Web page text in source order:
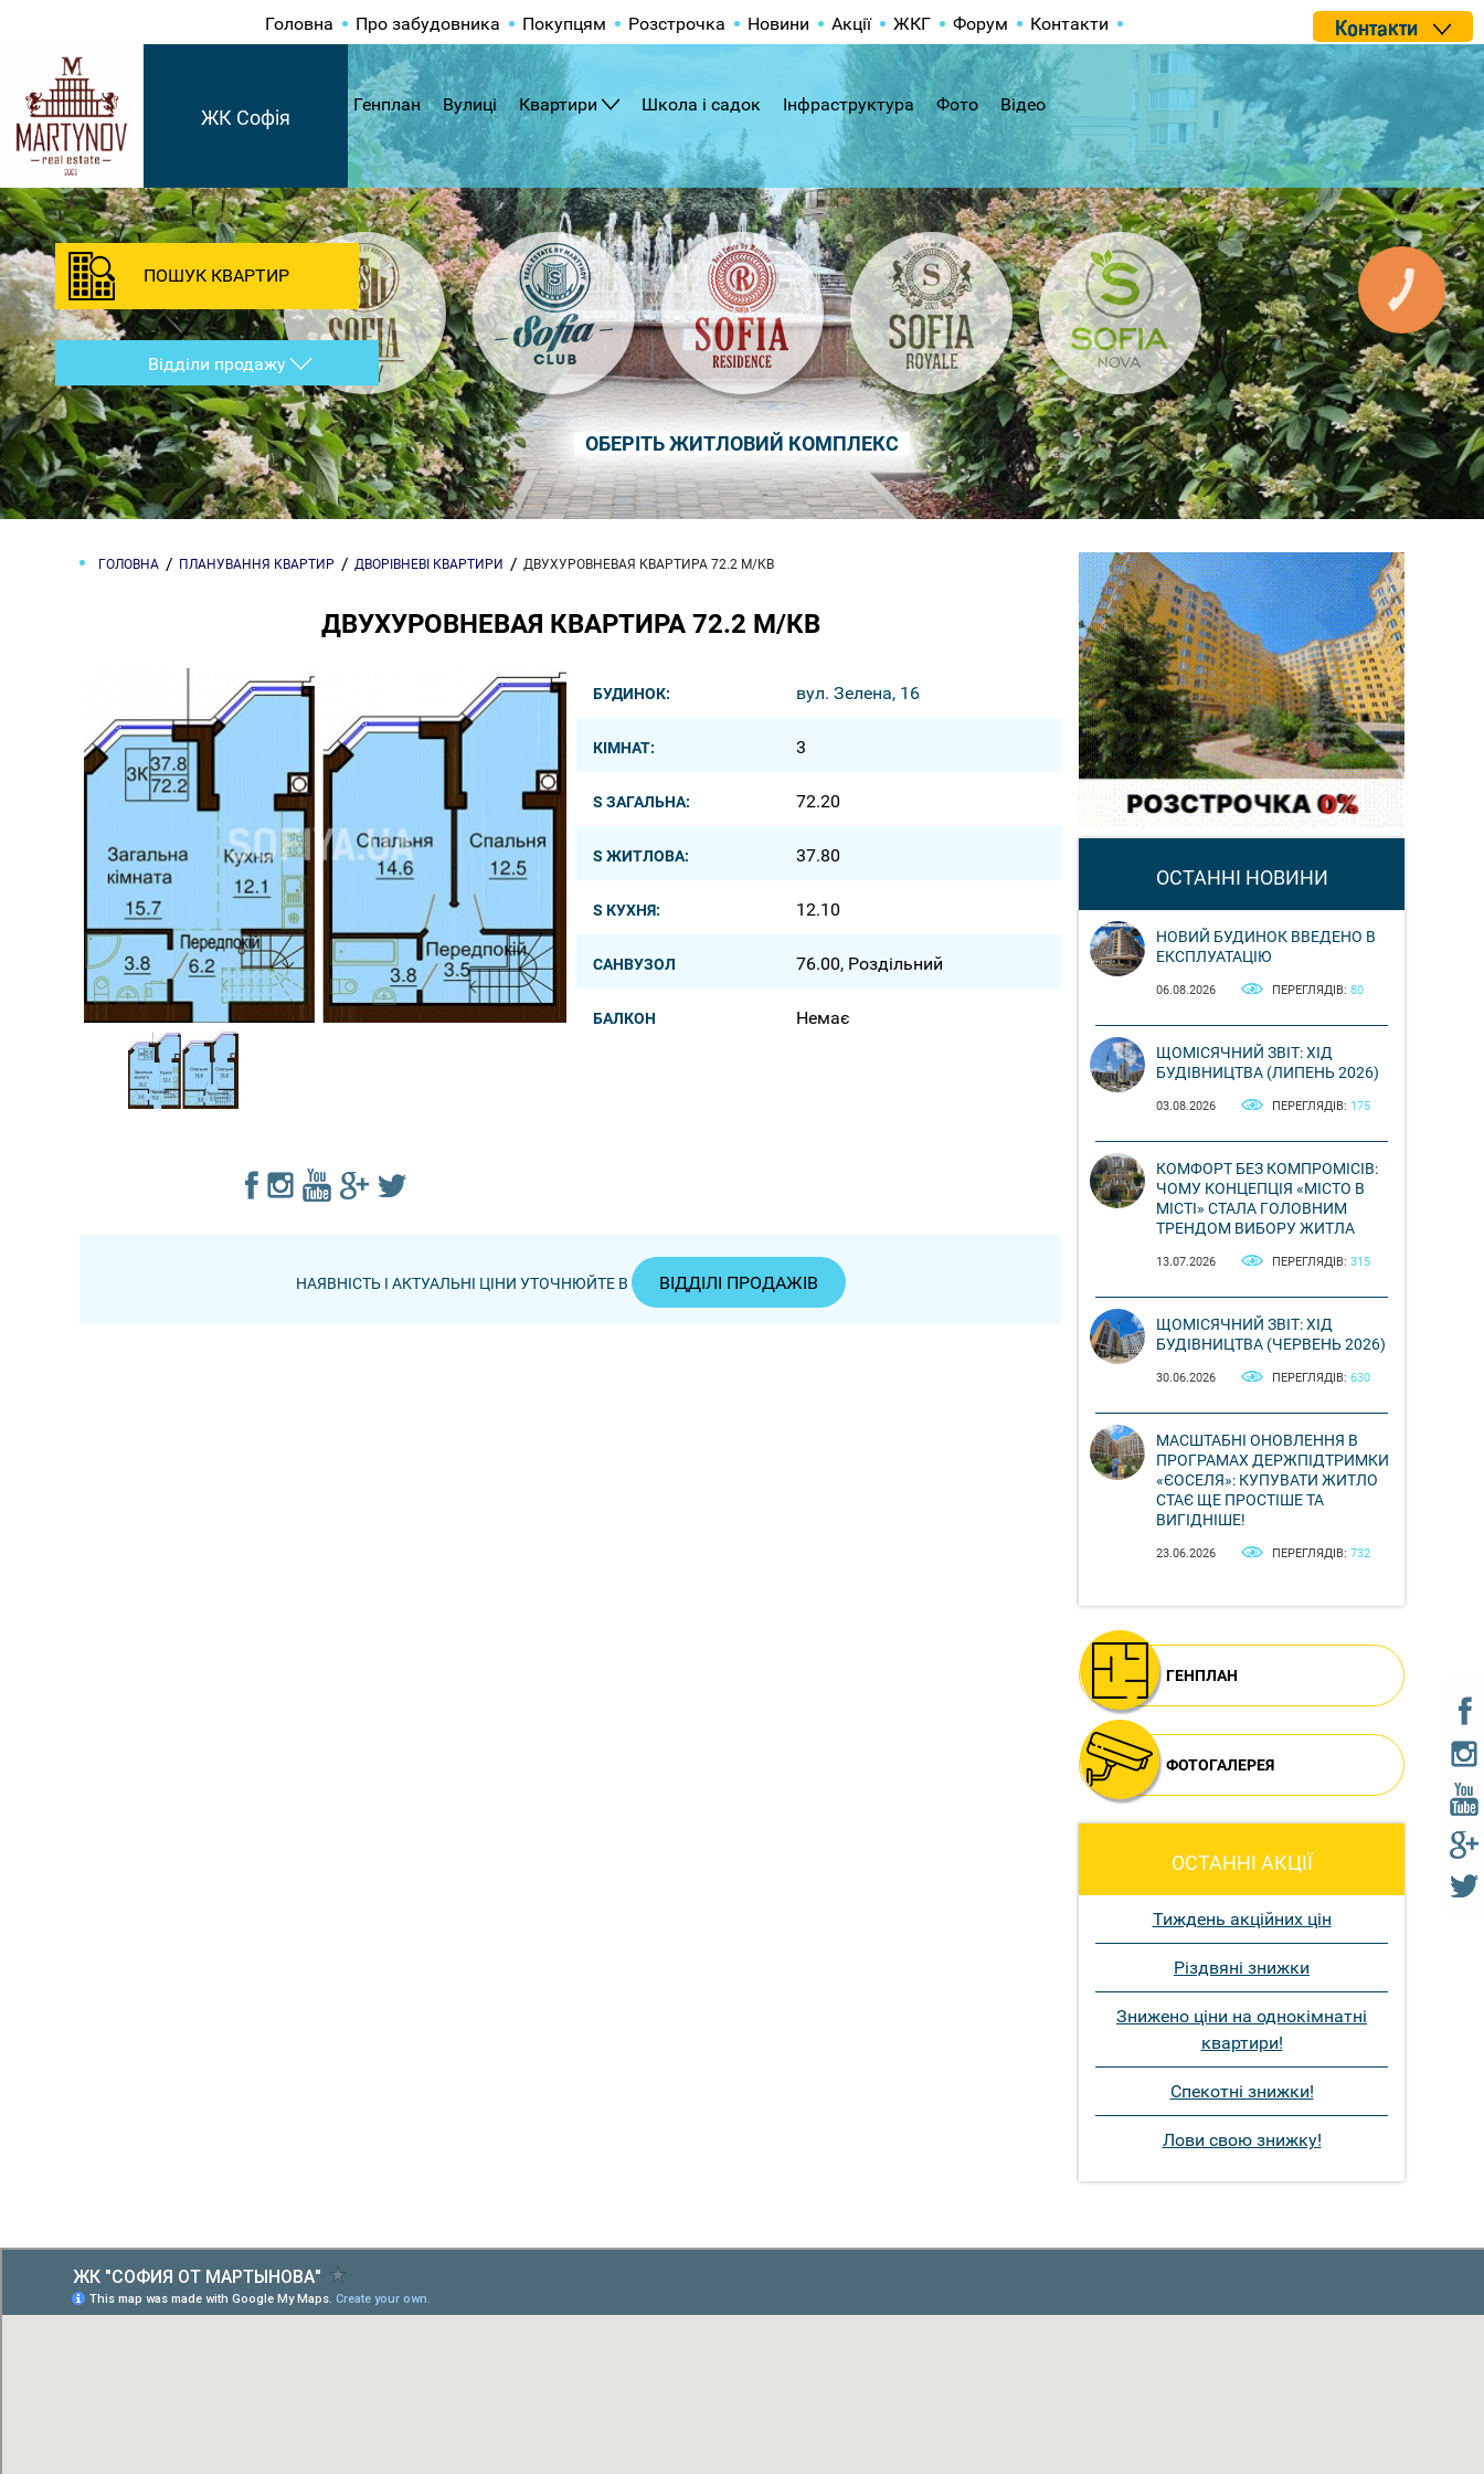
ОБЕРІТЬ ЖИТЛОВИЙ КОМПЛЕКС
Головна Про забудовника Покупцям Розстрочка Новини Акції ЖКГ Форум Контакти Контакти
ЖК Софія
Генплан Вулиці Квартири Школа і садок Інфраструктура Фото Відео
ПОШУК КВАРТИР
Відділи продажу
ГОЛОВНА ПЛАНУВАННЯ КВАРТИР ДВОРІВНЕВІ КВАРТИРИ ДВУХУРОВНЕВАЯ КВАРТИРА 72.2 М/КВ
ДВУХУРОВНЕВАЯ КВАРТИРА 72.2 М/КВ
БУДИНОК: вул. Зелена, 16
КІМНАТ: 3
S ЗАГАЛЬНА: 72.20
S ЖИТЛОВА: 37.80
S КУХНЯ: 12.10
САНВУЗОЛ 76.00, Роздільний
БАЛКОН Немає
НАЯВНІСТЬ І АКТУАЛЬНІ ЦІНИ УТОЧНЮЙТЕ В ВІДДІЛІ ПРОДАЖІВ
ОСТАННІ НОВИНИ
НОВИЙ БУДИНОК ВВЕДЕНО В
ЕКСПЛУАТАЦІЮ
06.08.2026 ПЕРЕГЛЯДІВ: 80
ЩОМІСЯЧНИЙ ЗВІТ: ХІД
БУДІВНИЦТВА (ЛИПЕНЬ 2026)
03.08.2026 ПЕРЕГЛЯДІВ: 175
КОМФОРТ БЕЗ КОМПРОМІСІВ:
ЧОМУ КОНЦЕПЦІЯ «МІСТО В
МІСТІ» СТАЛА ГОЛОВНИМ
ТРЕНДОМ ВИБОРУ ЖИТЛА
13.07.2026 ПЕРЕГЛЯДІВ: 315
ЩОМІСЯЧНИЙ ЗВІТ: ХІД
БУДІВНИЦТВА (ЧЕРВЕНЬ 2026)
30.06.2026 ПЕРЕГЛЯДІВ: 630
МАСШТАБНІ ОНОВЛЕННЯ В
ПРОГРАМАХ ДЕРЖПІДТРИМКИ
«ЄОСЕЛЯ»: КУПУВАТИ ЖИТЛО
СТАЄ ЩЕ ПРОСТІШЕ ТА
ВИГІДНІШЕ!
23.06.2026 ПЕРЕГЛЯДІВ: 732
ГЕНПЛАН
ФОТОГАЛЕРЕЯ
ОСТАННІ АКЦІЇ
Тиждень акційних цін
Різдвяні знижки
Знижено ціни на однокімнатні
квартири!
Спекотні знижки!
Лови свою знижку!